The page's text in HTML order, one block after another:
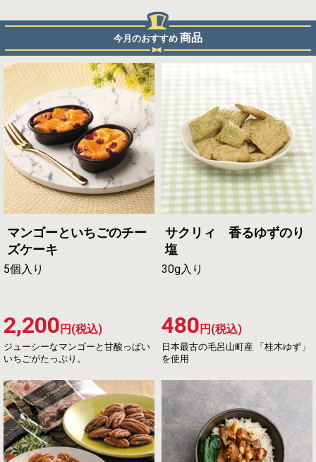
今月のおすすめ 商品
マンゴーといちごのチー
ズケーキ
5個入り
ジューシーなマンゴーと甘酸っぱい
いちごがたっぷり。
2,200 円(税込)
サクリィ 香るゆずのり
塩
30g入り
日本最古の毛呂山町産 「桂木ゆず」
を使用
480 円(税込)